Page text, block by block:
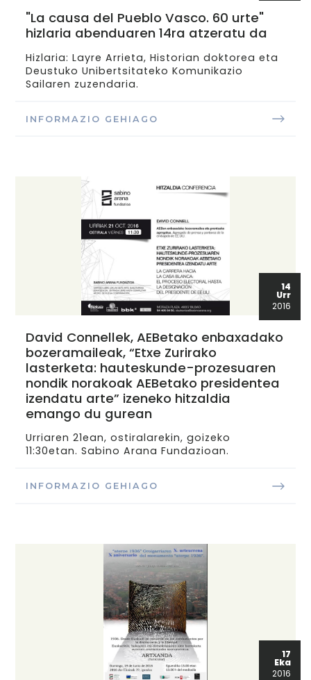
"La causa del Pueblo Vasco. 60 urte"
hizlaria abenduaren 14ra atzeratu da
Hizlaria: Layre Arrieta, Historian doktorea eta
Deustuko Unibertsitateko Komunikazio
Sailaren zuzendaria.
INFORMAZIO GEHIAGO
14
Urr
2016
David Connellek, AEBetako enbaxadako
bozeramaileak, “Etxe Zurirako
lasterketa: hauteskunde-prozesuaren
nondik norakoak AEBetako presidentea
izendatu arte” izeneko hitzaldia
emango du gurean
Urriaren 21ean, ostiralarekin, goizeko
11:30etan. Sabino Arana Fundazioan.
INFORMAZIO GEHIAGO
17
Eka
2016